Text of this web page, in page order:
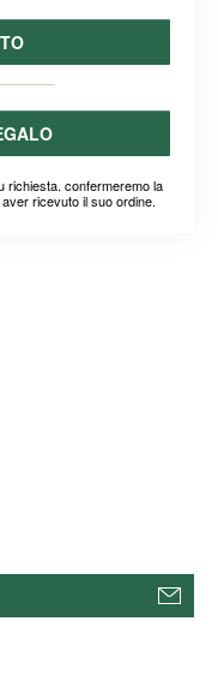
richiesta. confermeremo la
ricevuto il suo ordine.